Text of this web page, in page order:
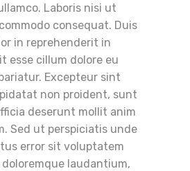
Laboris nisi ut
consequat. Duis
in reprehenderit in
esse cillum dolore eu
Excepteur sint
non proident, sunt
deserunt mollit anim
Sed ut perspiciatis unde
error sit voluptatem
laudantium,